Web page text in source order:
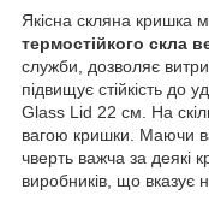
Якісна скляна кришка
термостійкого скла
служби, дозволяє
підвищує стійкість до
Glass Lid 22 см. На
вагою кришки. Маючи
чверть важча за деякі
виробників, що вказує